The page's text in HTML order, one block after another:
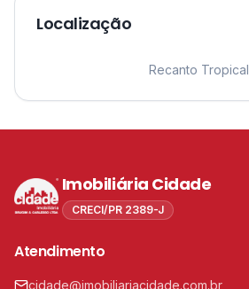
Localização
Recanto Tropical
Imobiliária Cidade
CRECI/PR 2389-J
Atendimento
cidade@imobiliariacidade.com.br